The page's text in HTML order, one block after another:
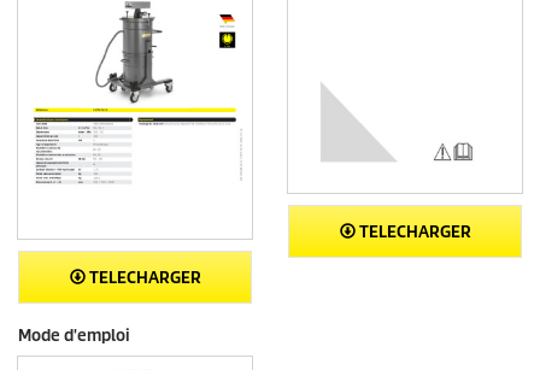
TELECHARGER
TELECHARGER
Mode d'emploi